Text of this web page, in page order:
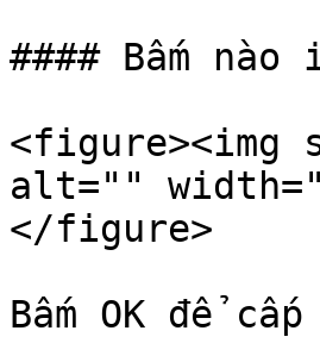
#### Bấm
<figure><img
alt=""
</figure>
Bấm OK để